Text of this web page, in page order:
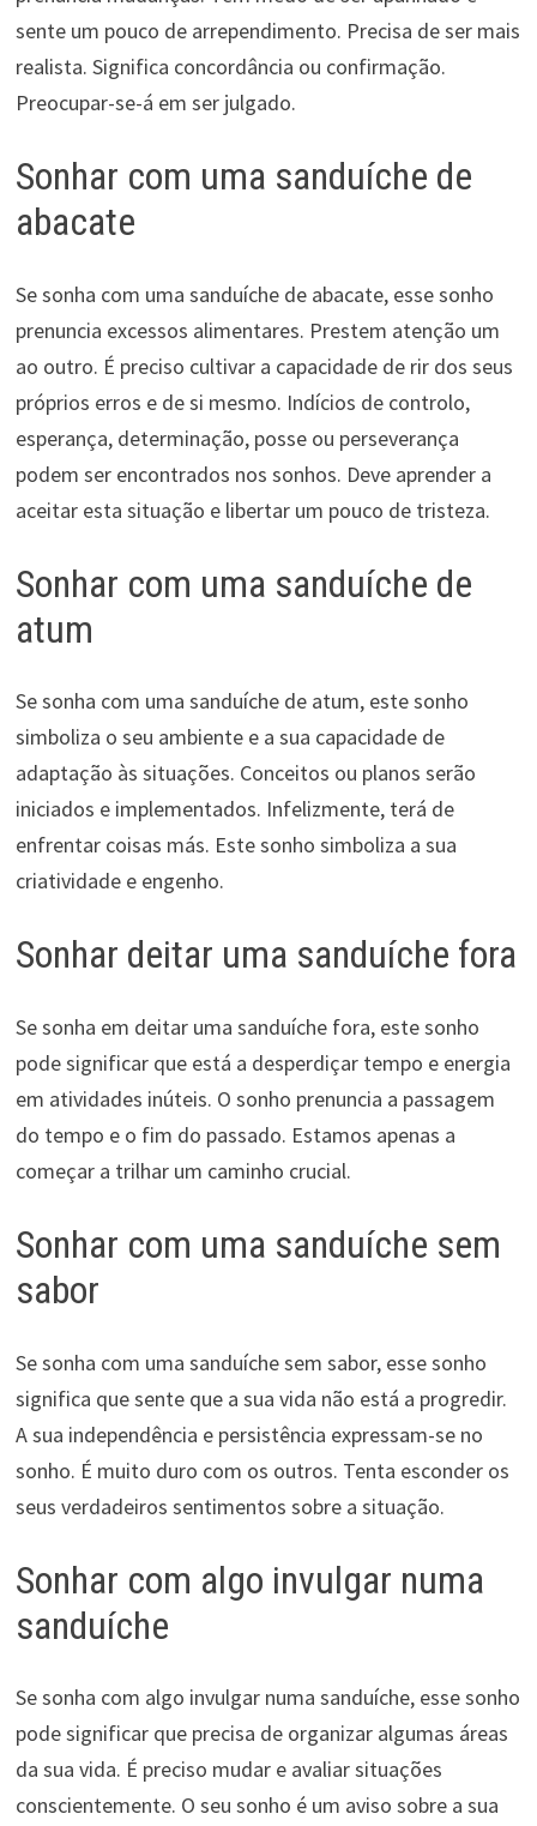
sente um pouco de arrependimento. Precisa de ser mais
realista. Significa concordância ou confirmação.
Preocupar-se-á em ser julgado.
Sonhar com uma sanduíche de
abacate
Se sonha com uma sanduíche de abacate, esse sonho
prenuncia excessos alimentares. Prestem atenção um
ao outro. É preciso cultivar a capacidade de rir dos seus
próprios erros e de si mesmo. Indícios de controlo,
esperança, determinação, posse ou perseverança
podem ser encontrados nos sonhos. Deve aprender a
aceitar esta situação e libertar um pouco de tristeza.
Sonhar com uma sanduíche de
atum
Se sonha com uma sanduíche de atum, este sonho
simboliza o seu ambiente e a sua capacidade de
adaptação às situações. Conceitos ou planos serão
iniciados e implementados. Infelizmente, terá de
enfrentar coisas más. Este sonho simboliza a sua
criatividade e engenho.
Sonhar deitar uma sanduíche fora
Se sonha em deitar uma sanduíche fora, este sonho
pode significar que está a desperdiçar tempo e energia
em atividades inúteis. O sonho prenuncia a passagem
do tempo e o fim do passado. Estamos apenas a
começar a trilhar um caminho crucial.
Sonhar com uma sanduíche sem
sabor
Se sonha com uma sanduíche sem sabor, esse sonho
significa que sente que a sua vida não está a progredir.
A sua independência e persistência expressam-se no
sonho. É muito duro com os outros. Tenta esconder os
seus verdadeiros sentimentos sobre a situação.
Sonhar com algo invulgar numa
sanduíche
Se sonha com algo invulgar numa sanduíche, esse sonho
pode significar que precisa de organizar algumas áreas
da sua vida. É preciso mudar e avaliar situações
conscientemente. O seu sonho é um aviso sobre a sua